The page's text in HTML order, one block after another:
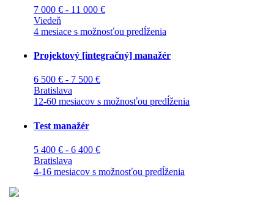
7 000 € - 11 000 €
Viedeň
4 mesiace s možnosťou predĺženia
Projektový [integračný] manažér
6 500 € - 7 500 €
Bratislava
12-60 mesiacov s možnosťou predĺženia
Test manažér
5 400 € - 6 400 €
Bratislava
4-16 mesiacov s možnosťou predĺženia